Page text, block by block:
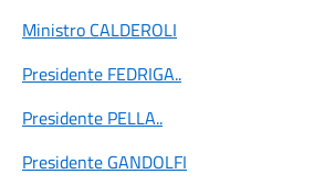
Ministro CALDEROLI
Presidente FEDRIGA..
Presidente PELLA..
Presidente GANDOLFI